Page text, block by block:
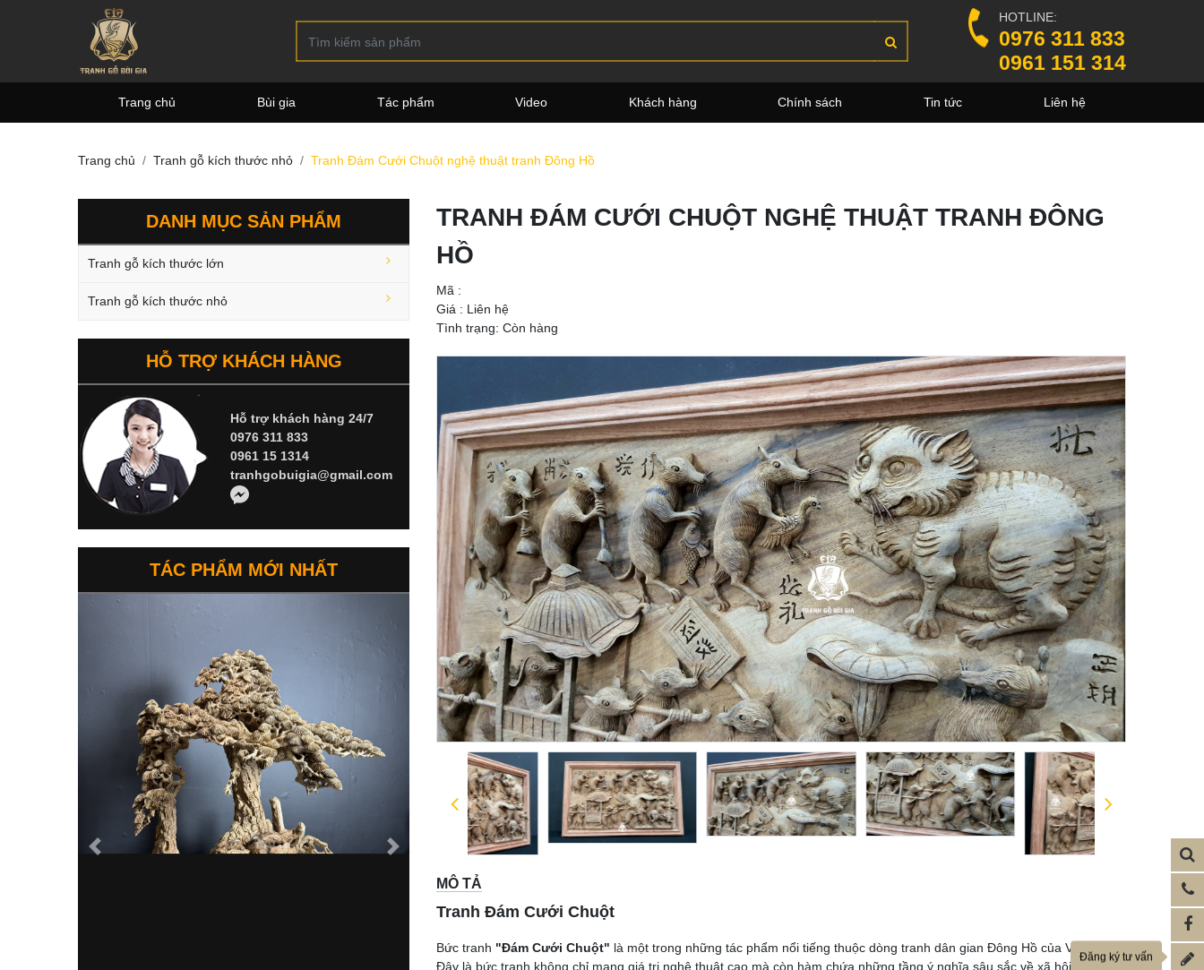
Trang chủ Bùi gia Tác phẩm Video Khách hàng Chính sách Tin tức Liên hệ
HOTLINE:
0976 311 833
0961 151 314
Trang chủ Tranh gỗ kích thước nhỏ Tranh Đám Cưới Chuột nghệ thuật tranh Đông Hồ
DANH MỤC SẢN PHẨM
Tranh gỗ kích thước lớn
Tranh gỗ kích thước nhỏ
HỖ TRỢ KHÁCH HÀNG
Hỗ trợ khách hàng 24/7
0976 311 833
0961 15 1314
tranhgobuigia@gmail.com
TÁC PHẨM MỚI NHẤT
Previous Next
TRANH ĐÁM CƯỚI CHUỘT NGHỆ THUẬT TRANH ĐÔNG
HỒ
Mã :
Giá : Liên hệ
Tình trạng: Còn hàng
MÔ TẢ
Tranh Đám Cưới Chuột
Bức tranh "Đám Cưới Chuột" là một trong những tác phẩm nổi tiếng thuộc dòng tranh dân gian Đông Hồ của Việt Nam.
Đây là bức tranh không chỉ mang giá trị nghệ thuật cao mà còn hàm chứa những tầng ý nghĩa sâu sắc về xã hội phong
Đăng ký tư vấn